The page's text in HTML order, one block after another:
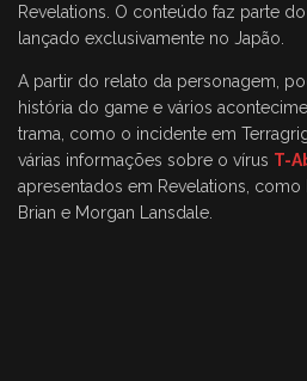
Revelations. O conteúdo faz parte do
lançado exclusivamente no Japão.
A partir do relato da personagem,
história do game e vários
trama, como o incidente em
várias informações sobre o vírus T-
apresentados em Revelations, como
Brian e Morgan Lansdale.